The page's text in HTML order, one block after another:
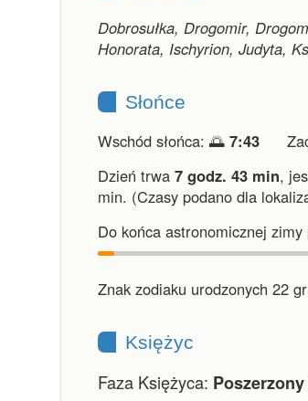
Dobrosułka, Drogomir,
Honorata, Ischyrion, Judyta,
Słońce
Wschód słońca: 🌅 7:43
Dzień trwa 7 godz. 43 min,
min. (Czasy podano dla
Do końca astronomicznej zimy
Znak zodiaku urodzonych 22
Księżyc
Faza Księżyca: